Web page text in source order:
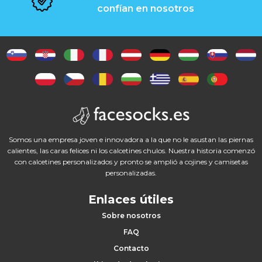
s
o
o
s
confían en nosotros
Somos una empresa joven e innovadora a la que no le asustan las piernas
calientes, las caras felices ni los calcetines chulos. Nuestra historia comenzó
con calcetines personalizados y pronto se amplió a cojines y camisetas
personalizadas.
Enlaces útiles
Sobre nosotros
FAQ
Contacto